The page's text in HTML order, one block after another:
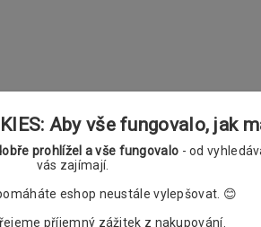
Aby vše fungovalo, jak
prohlížel a vše fungovalo - od
vás zajímají.
eshop neustále vylepšovat. 😊
příjemný zážitek z nakupování.